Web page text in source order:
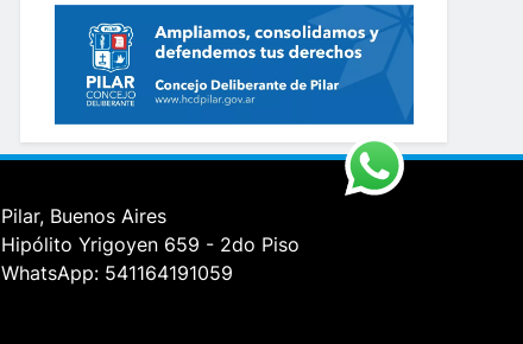
Pilar, Buenos Aires
Hipólito Yrigoyen 659 - 2do Piso
WhatsApp: 541164191059